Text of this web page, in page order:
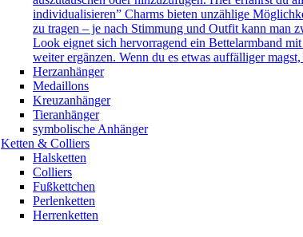
individualisieren” Charms bieten unzählige
zu tragen – je nach Stimmung und Outfit kann man
Look eignet sich hervorragend ein Bettelarmband
weiter ergänzen. Wenn du es etwas auffälliger
Herzanhänger
Medaillons
Kreuzanhänger
Tieranhänger
symbolische Anhänger
Ketten & Colliers
Halsketten
Colliers
Fußkettchen
Perlenketten
Herrenketten